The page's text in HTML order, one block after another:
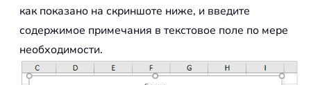
как показано на скриншоте ниже, и введите
содержимое примечания в текстовое поле по мере
необходимости.